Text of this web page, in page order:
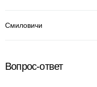
Смиловичи
Вопрос-ответ